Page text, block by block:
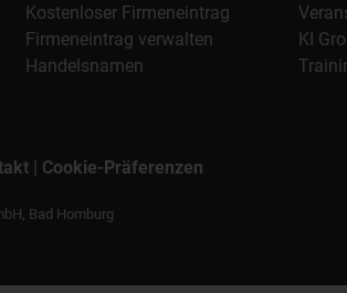
Kostenloser Firmeneintrag
Firmeneintrag verwalten
Handelsnamen
KI
| Cookie-Präferenzen
Bad Homburg